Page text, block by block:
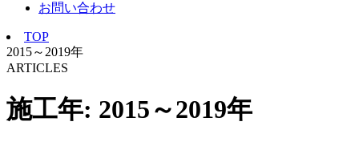
お問い合わせ
TOP
2015～2019年
ARTICLES
施工年: 2015～2019年